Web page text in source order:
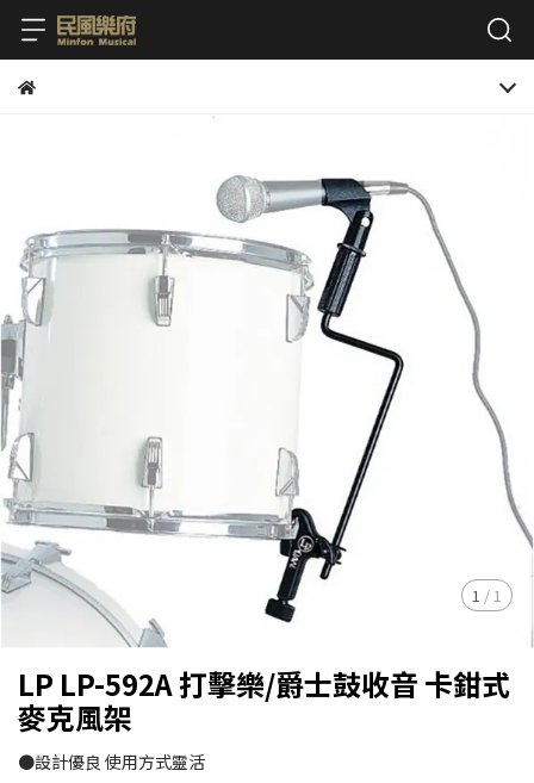
1 / 1
LP LP-592A 打擊樂/爵士鼓收音 卡鉗式
麥克風架
●設計優良 使用方式靈活